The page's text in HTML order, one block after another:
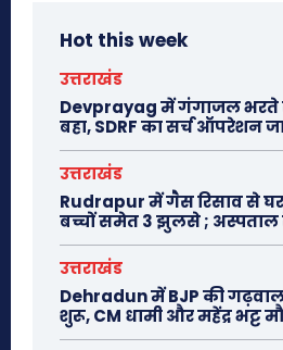
Hot this week
उत्तराखंड
Devprayag में गंगाजल भरते
बहा, SDRF का सर्च ऑपरेशन
उत्तराखंड
Rudrapur में गैस रिसाव से
बच्चों समेत 3 झुलसे ; अस्पताल
उत्तराखंड
Dehradun में BJP की
शुरू, CM धामी और महेंद्र भट्ट